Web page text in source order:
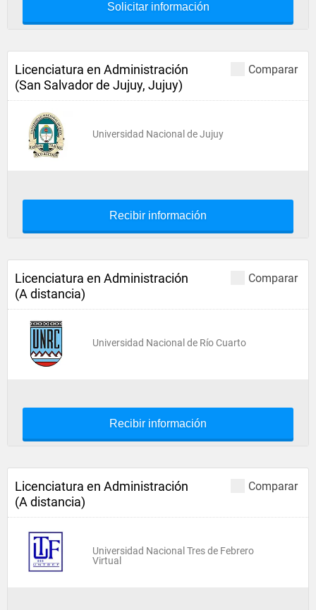
Solicitar información
Comparar
Licenciatura en Administración
(San Salvador de Jujuy, Jujuy)
Universidad Nacional de Jujuy
Recibir información
Comparar
Licenciatura en Administración
(A distancia)
Universidad Nacional de Río Cuarto
Recibir información
Comparar
Licenciatura en Administración
(A distancia)
Universidad Nacional Tres de Febrero
Virtual